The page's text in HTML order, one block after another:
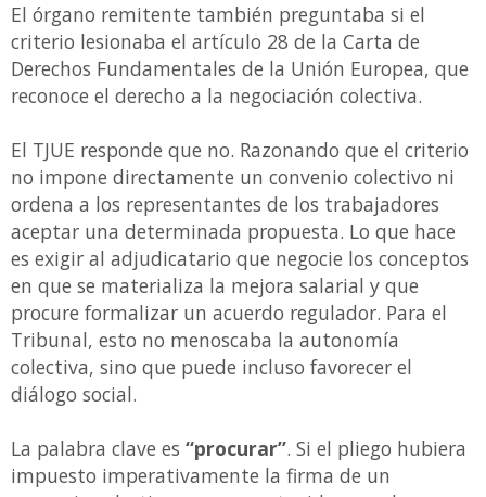
El órgano remitente también preguntaba si el
criterio lesionaba el artículo 28 de la Carta de
Derechos Fundamentales de la Unión Europea, que
reconoce el derecho a la negociación colectiva.
El TJUE responde que no. Razonando que el criterio
no impone directamente un convenio colectivo ni
ordena a los representantes de los trabajadores
aceptar una determinada propuesta. Lo que hace
es exigir al adjudicatario que negocie los conceptos
en que se materializa la mejora salarial y que
procure formalizar un acuerdo regulador. Para el
Tribunal, esto no menoscaba la autonomía
colectiva, sino que puede incluso favorecer el
diálogo social.
La palabra clave es “procurar”. Si el pliego hubiera
impuesto imperativamente la firma de un